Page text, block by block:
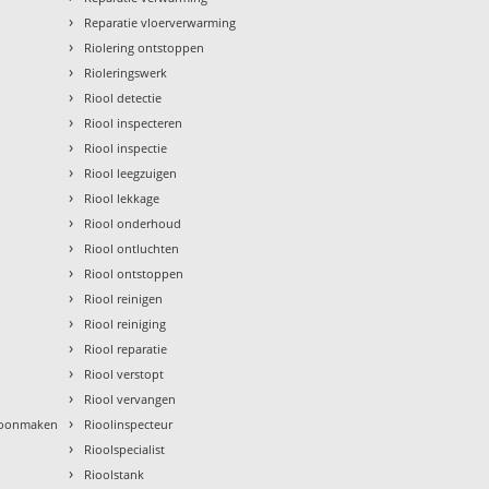
› Reparatie vloerverwarming
› Riolering ontstoppen
› Rioleringswerk
› Riool detectie
› Riool inspecteren
› Riool inspectie
› Riool leegzuigen
› Riool lekkage
› Riool onderhoud
› Riool ontluchten
› Riool ontstoppen
› Riool reinigen
› Riool reiniging
› Riool reparatie
› Riool verstopt
› Riool vervangen
› Rioolinspecteur
› Rioolspecialist
› Rioolstank